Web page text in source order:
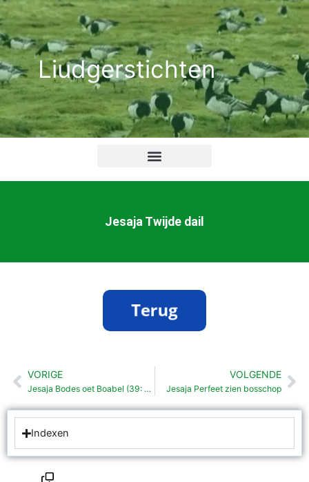
Ga
naar
de
inhoudLiudgerstichten
Jesaja Twijde dail
Vorige
VORIGE
Jesaja Bodes oet Boabel (39: 1- 8)
VOLGENDE
Jesaja Perfeet zien bosschop
Indexen